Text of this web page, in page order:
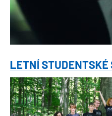
LETNÍ STUDENTSKÉ
Obrázek